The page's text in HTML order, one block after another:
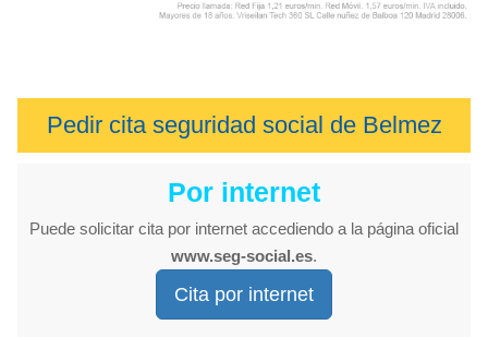
Pedir cita seguridad social de Belmez
Por internet
Puede solicitar cita por internet accediendo a la página oficial
www.seg-social.es.
Cita por internet